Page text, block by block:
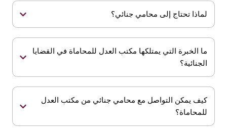
لماذا تحتاج إلى محامي جنائي؟
ما الخبرة التي يمتلكها مكتب العدل للمحاماة في القضايا
الجنائية؟
كيف يمكن التواصل مع محامي جنائي من مكتب العدل
للمحاماة؟